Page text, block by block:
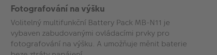
Fotografování na výšku
Volitelný multifunkční Battery Pack MB-N11 je
vybaven zabudovanými ovládacími prvky pro
fotografování na výšku. A umožňuje měnit baterie